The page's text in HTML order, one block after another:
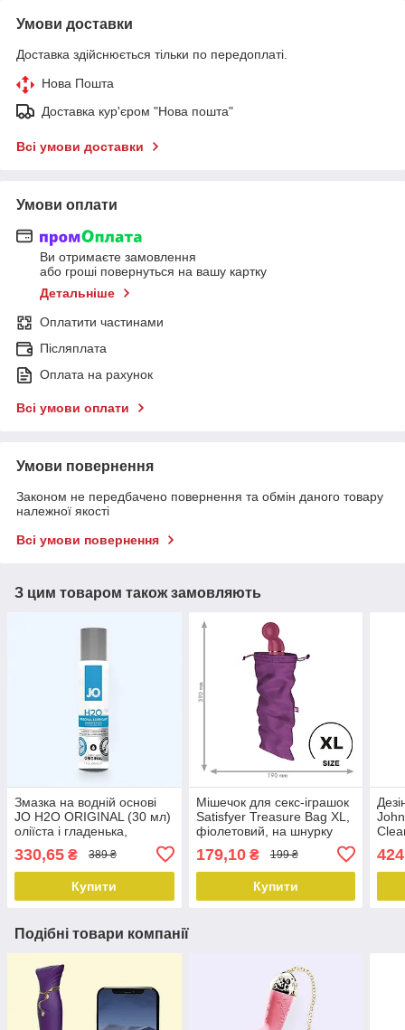
Умови доставки
Доставка здійснюється тільки по передоплаті.
Нова Пошта
Доставка кур'єром "Нова пошта"
Всі умови доставки
Умови оплати
Ви отримаєте замовлення
або гроші повернуться на вашу картку
Детальніше
Оплатити частинами
Післяплата
Оплата на рахунок
Всі умови оплати
Умови повернення
Законом не передбачено повернення та обмін даного товару
належної якості
Всі умови повернення
З цим товаром також замовляють
Змазка на водній основі
JO H2O ORIGINAL (30 мл)
оліїста і гладенька,
330,65 ₴ 389 ₴
Купити
Мішечок для секс-іграшок
Satisfyer Treasure Bag XL,
фіолетовий, на шнурку
179,10₴ 199 ₴
Купити
Подібні товари компанії